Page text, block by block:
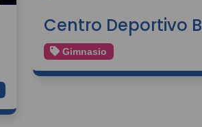
Centro Deportivo
Gimnasio